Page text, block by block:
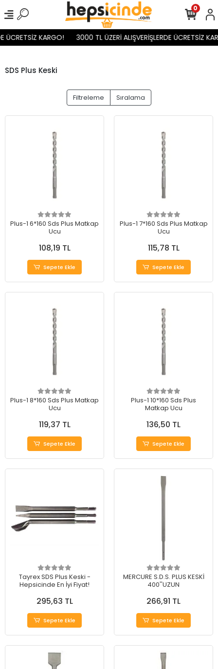
ÜCRETSİZ KARGO! 3000 TL ÜZERİ ALIŞVERİŞLERDE ÜCRETSİZ
0
SDS Plus Keski
Filtreleme Sıralama
Plus-1 6*160 Sds Plus Matkap
Ucu
108,19 TL
Sepete Ekle
Plus-1 7*160 Sds Plus Matkap
Ucu
115,78 TL
Sepete Ekle
Plus-1 8*160 Sds Plus Matkap
Ucu
119,37 TL
Sepete Ekle
Plus-1 10*160 Sds Plus
Matkap Ucu
136,50 TL
Sepete Ekle
Tayrex SDS Plus Keski -
Hepsicinde En İyi Fiyat!
295,63 TL
Sepete Ekle
MERCURE S.D.S. PLUS KESKİ
400''UZUN
266,91 TL
Sepete Ekle